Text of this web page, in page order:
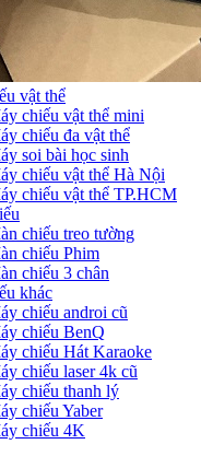
vật thể
chiếu vật thể mini
chiếu đa vật thể
soi bài học sinh
chiếu vật thể Hà Nội
chiếu vật thể TP.HCM
chiếu treo tường
chiếu Phim
chiếu 3 chân
khác
chiếu androi cũ
chiếu BenQ
chiếu Hát Karaoke
chiếu laser 4k cũ
chiếu thanh lý
chiếu Yaber
chiếu 4K